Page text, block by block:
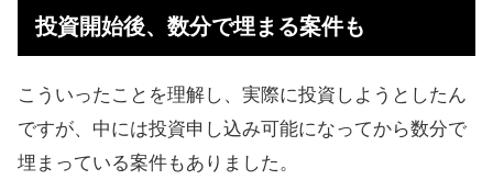
投資開始後、数分で埋まる案件も
こういったことを理解し、実際に投資しようとしたん
ですが、中には投資申し込み可能になってから数分で
埋まっている案件もありました。